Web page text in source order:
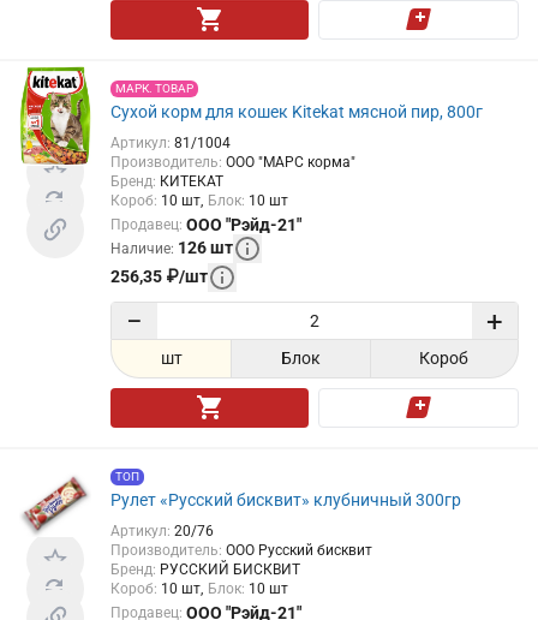
МАРК. ТОВАР
Сухой корм для кошек Kitekat мясной пир, 800г
Артикул: 81/1004
Производитель: ООО "МАРС корма"
Бренд: КИТЕКАТ
Короб: 10 шт Блок: 10 шт
Продавец: ООО "Рэйд-21"
Наличие: 126шт
256,35 ₽/шт
− +
шт Блок Короб
ТОП
Рулет «Русский бисквит» клубничный 300гр
Артикул: 20/76
Производитель: ООО Русский бисквит
Бренд: РУССКИЙ БИСКВИТ
Короб: 10 шт Блок: 10 шт
Продавец: ООО "Рэйд-21"